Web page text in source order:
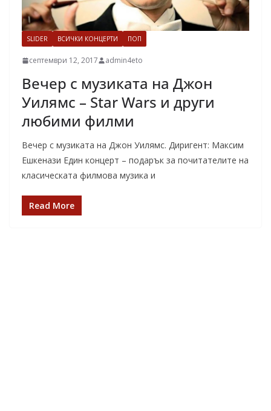
SLIDER ВСИЧКИ КОНЦЕРТИ ПОП
септември 12, 2017 admin4eto
Вечер с музиката на Джон
Уилямс – Star Wars и други
любими филми
Вечер с музиката на Джон Уилямс. Диригент: Максим
Ешкенази Един концерт – подарък за почитателите на
класическата филмова музика и
Read More